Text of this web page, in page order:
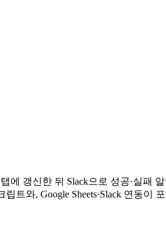
에 갱신한 뒤 Slack으로 성공·실패
트와, Google Sheets·Slack 연동이